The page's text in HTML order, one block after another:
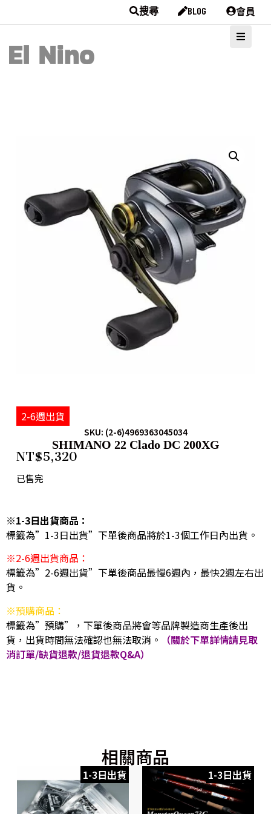
搜尋 BLOG 會員
2-6週出貨
SKU: (2-6)4969363045034
SHIMANO 22 Clado DC 200XG
NT$5,320
已售完
※1-3日出貨商品：
標籤為”1-3日出貨”下單後商品將於1-3個工作日內出貨。
※2-6週出貨商品：
標籤為”2-6週出貨”下單後商品最慢6週內，最快2週左右出
貨。
※預購商品：
標籤為”預購”，下單後商品將會等品牌製造商生產後出
貨，出貨時間無法確認也無法取消。
（關於下單詳情請見取
消訂單/缺貨退款/退貨退款Q&A）
相關商品
1-3日出貨 1-3日出貨